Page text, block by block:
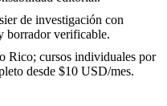
de investigación con
borrador verificable.
Rico; cursos individuales por
desde $10 USD/mes.